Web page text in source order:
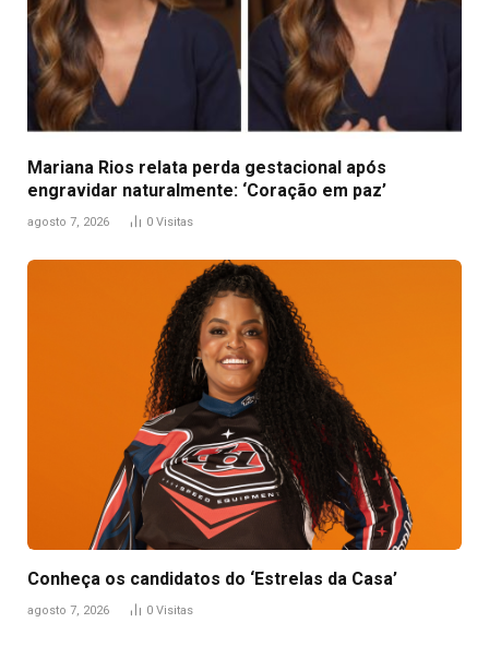
Mariana Rios relata perda gestacional após
engravidar naturalmente: ‘Coração em paz’
agosto 7, 2026 0 Visitas
Conheça os candidatos do ‘Estrelas da Casa’
agosto 7, 2026 0 Visitas